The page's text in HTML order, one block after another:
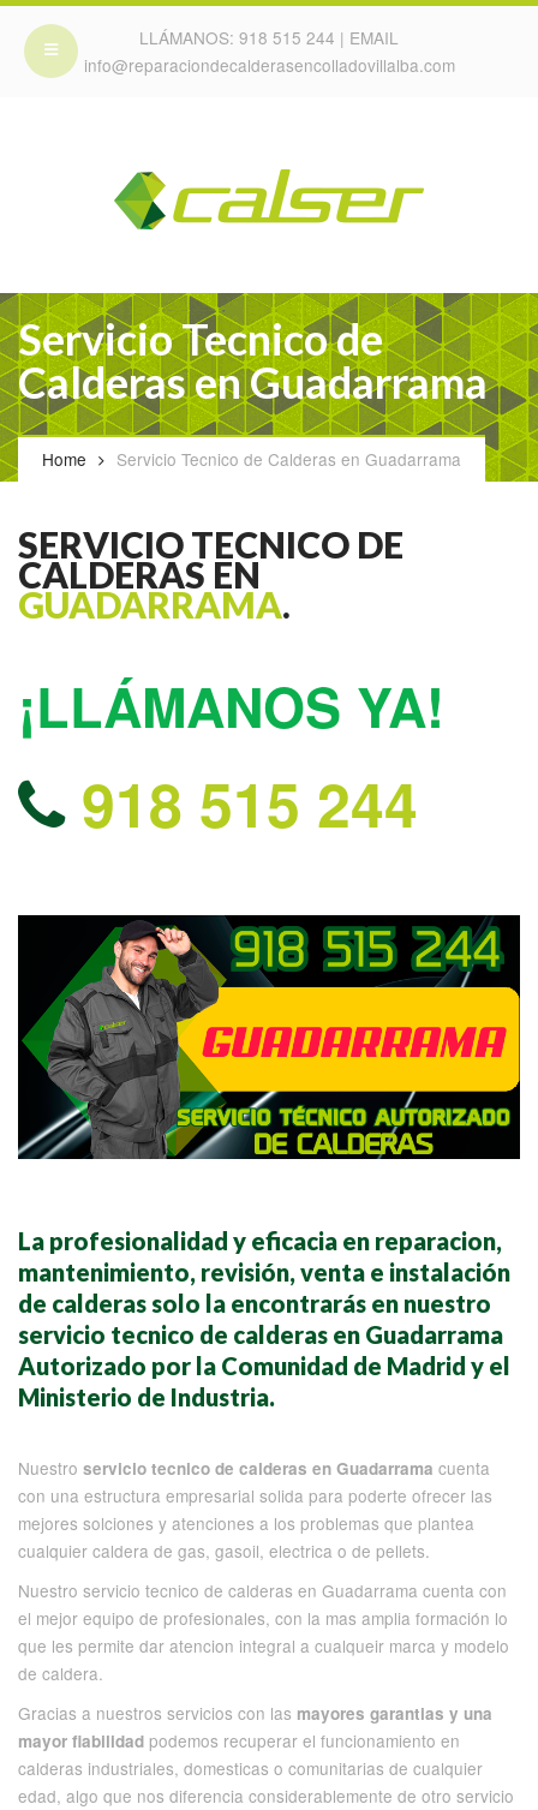
LLÁMANOS: 918 515 244 | EMAIL
info@reparaciondecalderasencolladovillalba.com
Servicio Tecnico de
Calderas en Guadarrama
Home Servicio Tecnico de Calderas en Guadarrama
SERVICIO TECNICO DE
CALDERAS EN
GUADARRAMA.
¡LLÁMANOS YA!
918 515 244
La profesionalidad y eficacia en reparacion,
mantenimiento, revisión, venta e instalación
de calderas solo la encontrarás en nuestro
servicio tecnico de calderas en Guadarrama
Autorizado por la Comunidad de Madrid y el
Ministerio de Industria.
Nuestro servicio tecnico de calderas en Guadarrama cuenta
con una estructura empresarial solida para poderte ofrecer las
mejores solciones y atenciones a los problemas que plantea
cualquier caldera de gas, gasoil, electrica o de pellets.
Nuestro servicio tecnico de calderas en Guadarrama cuenta con
el mejor equipo de profesionales, con la mas amplia formación lo
que les permite dar atencion integral a cualqueir marca y modelo
de caldera.
Gracias a nuestros servicios con las mayores garantias y una
mayor fiabilidad podemos recuperar el funcionamiento en
calderas industriales, domesticas o comunitarias de cualquier
edad, algo que nos diferencia considerablemente de otro servicio